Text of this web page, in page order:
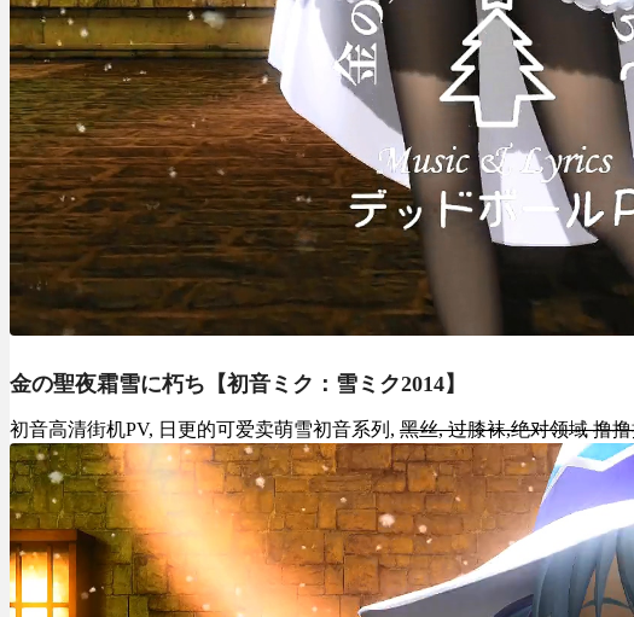
金の聖夜霜雪に朽ち【初音ミク：雪ミク2014】
初音高清街机PV, 日更的可爱卖萌雪初音系列, 黑丝, 过膝袜,绝对领域 撸